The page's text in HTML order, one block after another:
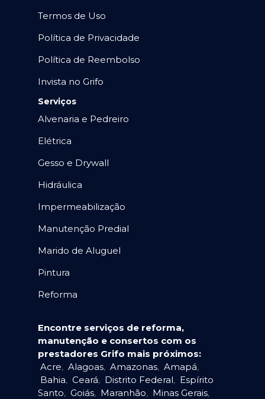
Termos de Uso
Política de Privacidade
Política de Reembolso
Invista no Grifo
Serviços
Alvenaria e Pedreiro
Elétrica
Gesso e Drywall
Hidráulica
Impermeabilização
Manutenção Predial
Marido de Aluguel
Pintura
Reforma
Encontre serviços de reforma,
manutenção e consertos com os
prestadores Grifo mais próximos:
Acre, Alagoas, Amazonas, Amapá,
Bahia, Ceará, Distrito Federal, Espírito
Santo, Goiás, Maranhão, Minas Gerais,